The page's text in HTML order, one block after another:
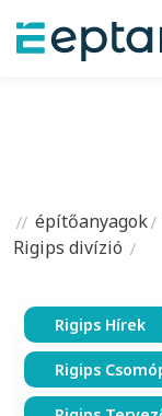
építőanyagok
Rigips divízió
Rigips Hírek
Rigips